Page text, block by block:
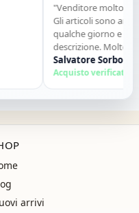
"Venditore molto
Gli articoli sono
qualche giorno e sono
descrizione. Molto
contatti. Consigliato."
Salvatore Sorbo
Acquisto verificato
arrivi